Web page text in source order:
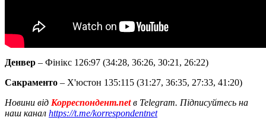
Денвер – Фінікс 126:97 (34:28, 36:26, 30:21, 26:22)
Сакраменто – Х'юстон 135:115 (31:27, 36:35, 27:33, 41:20)
Новини від Корреспондент.netв Telegram. Підписуйтесь на
наш канал https://t.me/korrespondentnet